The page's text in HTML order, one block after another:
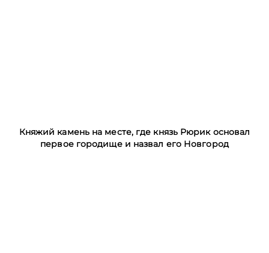
Княжий камень на месте, где князь Рюрик основал
первое городище и назвал его Новгород